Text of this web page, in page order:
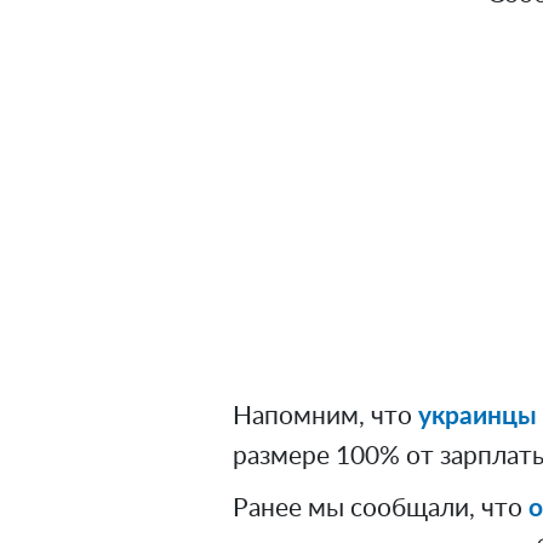
Напомним, что
размере 100% от
Ранее мы сообщали, что